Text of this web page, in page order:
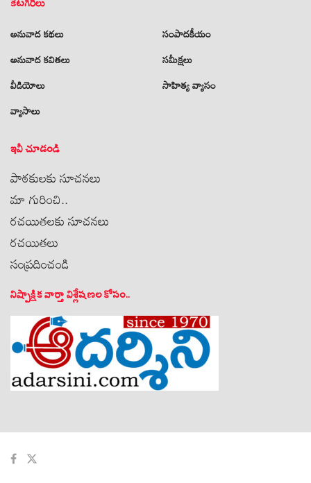
అనువాద కథలు
అనువాద కవితలు
వీడియోలు
వ్యాసాలు
సంపాదకీయం
సమీక్షలు
సాహిత్య వ్యాసం
ఇవీ చూడండి
పాఠకులకు సూచనలు
మా గురించి..
రచయితలకు సూచనలు
రచయితలు
సంప్రదించండి
నిష్పాక్షిక వార్తా విశ్లేషణల కోసం..